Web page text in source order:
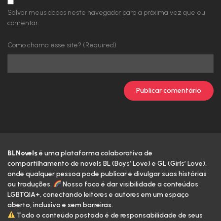
Cap.70 - Acordo de casamento
Cap.68 - Comparação
Cap.63 - Edito Imperial
Cap.62 - Expulsando o inimigo
Cap.61 - Primeira vez
Salvar meus dados neste navegador para a próxima vez que eu
comentar.
Como chama esse site? (Required)
BLNovelsé uma plataforma colaborativa de
compartilhamento de novels BL (Boys’ Love) e GL (Girls’ Love),
onde qualquer pessoa pode publicar e divulgar suas histórias
ou traduções.
Nosso foco é dar visibilidade a conteúdos
LGBTQIA+, conectando leitores e autores em um espaço
aberto, inclusivo e sem barreiras.
Todo o conteúdo postado é de responsabilidade de seus